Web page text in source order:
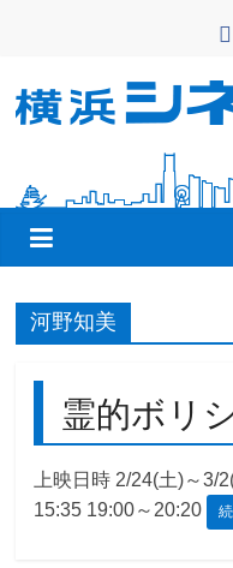
ン
横
浜
シ
ネ
マ
リ
ン
河野知美
霊的ボリ
上映日時 2/24(土)～3/
15:35 19:00～20:20